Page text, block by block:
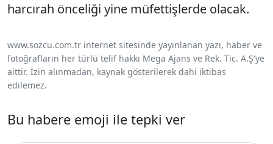
harcırah önceliği yine müfettişlerde olacak.
www.sozcu.com.tr internet sitesinde yayınlanan yazı, haber ve
fotoğrafların her türlü telif hakkı Mega Ajans ve Rek. Tic. A.Ş'ye
aittir. İzin alınmadan, kaynak gösterilerek dahi iktibas
edilemez.
Bu habere emoji ile tepki ver